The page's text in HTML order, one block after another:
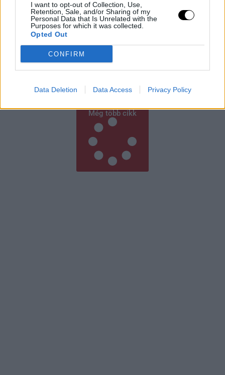
I want to opt-out of Collection, Use,
Retention, Sale, and/or Sharing of my
Personal Data that Is Unrelated with the
Purposes for which it was collected.
Opted Out
CONFIRM
Data Deletion Data Access Privacy Policy
Aszály és hőség: bezárják a
pisztrángvizeket
LIVINGSTON, Mont. (AP) – A hőség miatt rekordmagas
vízhőmérséklet veszélyezteti a pisztrángállományt,
ezért az Egyesült Államok nyugati államaiban délutáni
Rooby
augusztus 5, 2026
Még több cikk